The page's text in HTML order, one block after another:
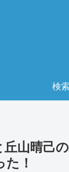
検索
丘山晴己
！